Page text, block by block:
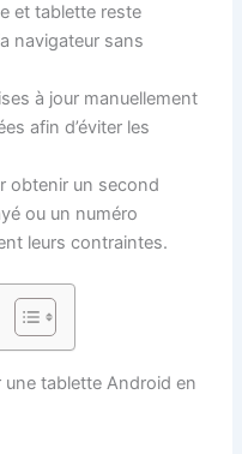
et tablette reste
navigateur sans
à jour manuellement
afin d’éviter les
obtenir un second
ou un numéro
leurs contraintes.
tablette Android en